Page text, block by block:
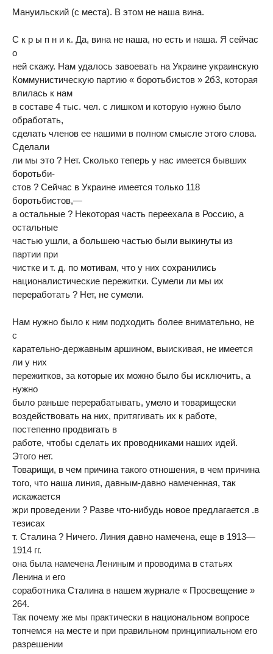
Мануильский (с места). В этом не наша вина.
С к р ы п н и к. Да, вина не наша, но есть и наша. Я сейчас
о
ней скажу. Нам удалось завоевать на Украине украинскую
Коммунистическую партию « боротьбистов » 2б3, которая
влилась к нам
в составе 4 тыс. чел. с лишком и которую нужно было
обработать,
сделать членов ее нашими в полном смысле этого слова.
Сделали
ли мы это ? Нет. Сколько теперь у нас имеется бывших
боротьби-
стов ? Сейчас в Украине имеется только 118
боротьбистов,—
а остальные ? Некоторая часть переехала в Россию, а
остальные
частью ушли, а большею частью были выкинуты из
партии при
чистке и т. д. по мотивам, что у них сохранились
националистические пережитки. Сумели ли мы их
переработать ? Нет, не сумели.
Нам нужно было к ним подходить более внимательно, не
с
карательно-державным аршином, выискивая, не имеется
ли у них
пережитков, за которые их можно было бы исключить, а
нужно
было раньше перерабатывать, умело и товарищески
воздействовать на них, притягивать их к работе,
постепенно продвигать в
работе, чтобы сделать их проводниками наших идей.
Этого нет.
Товарищи, в чем причина такого отношения, в чем причина
того, что наша линия, давным-давно намеченная, так
искажается
жри проведении ? Разве что-нибудь новое предлагается .в
тезисах
т. Сталина ? Ничего. Линия давно намечена, еще в 1913—
1914 гг.
она была намечена Лениным и проводима в статьях
Ленина и его
соработника Сталина в нашем журнале « Просвещение »
264.
Так почему же мы практически в национальном вопросе
топчемся на месте и при правильном принципиальном его
разрешении